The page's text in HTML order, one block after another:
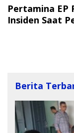
Pertamina EP
Insiden Saat
Berita